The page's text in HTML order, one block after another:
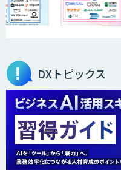
ロー
DXセ
DXトピックス